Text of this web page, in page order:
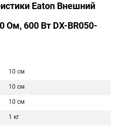
Eaton Внешний
Ом, 600 Вт DX-BR050-
10 см
10 см
10 см
1 кг